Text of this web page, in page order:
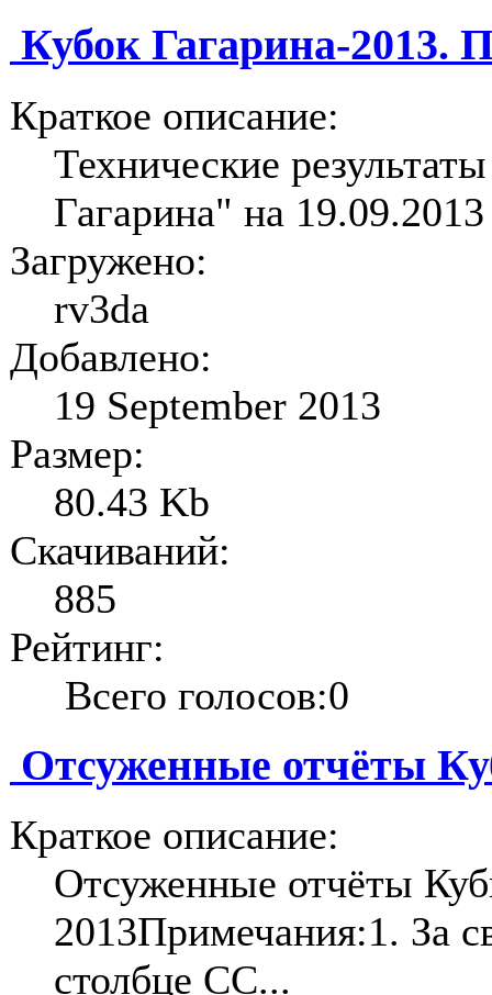
Кубок Гагарина-2013.
Краткое описание:
Технические
Гагарина" на 19.09.2013
Загружено:
rv3da
Добавлено:
19 September 2013
Размер:
80.43 Kb
Скачиваний:
885
Рейтинг:
Всего голосов:0
Отсуженные отчёты
Краткое описание:
Отсуженные отчёты
2013Примечания:1. За
столбце СС...